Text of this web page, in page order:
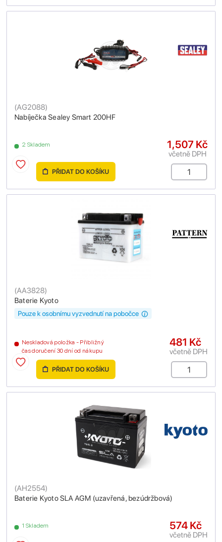
Nabíječka Sealey Smart 200HF
(AG2088)
2 Skladem 1,507 Kč
včetně DPH
PŘIDAT DO KOŠÍKU
Baterie Kyoto
(AA3828)
Neskladová položka - Přibližný
čas doručení 30 dní od nákupu
Pouze k osobnímu vyzvednutí na pobočce
481 Kč
včetně DPH
PŘIDAT DO KOŠÍKU
Baterie Kyoto SLA AGM (uzavřená, bezúdržbová)
(AH2554)
1 Skladem 574 Kč
včetně DPH